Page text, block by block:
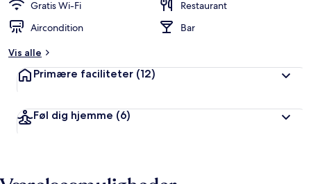
a
f
Gratis Wi-Fi
Restaurant
Aircondition
Bar
Vis alle
Primære faciliteter (12)
Føl dig hjemme (6)